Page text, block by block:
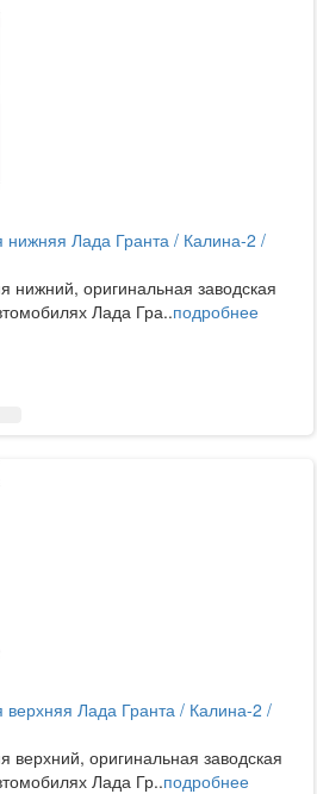
нижняя Лада Гранта / Калина-2 /
нижний, оригинальная заводская
Лада Гра..подробнее
Лада Гранта / Калина-2 /
верхний, оригинальная заводская
Лада Гр..подробнее